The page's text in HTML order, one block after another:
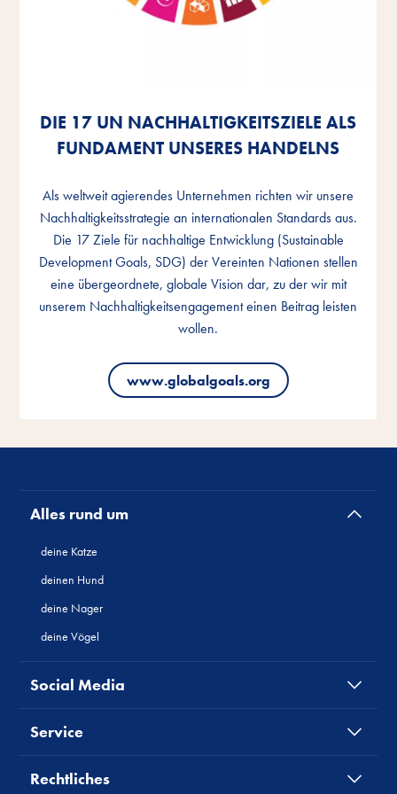
DIE 17 UN NACHHALTIGKEITSZIELE ALS
FUNDAMENT UNSERES HANDELNS
Als weltweit agierendes Unternehmen richten wir unsere
Nachhaltigkeitsstrategie an internationalen Standards aus.
Die 17 Ziele für nachhaltige Entwicklung (Sustainable
Development Goals, SDG) der Vereinten Nationen stellen
eine übergeordnete, globale Vision dar, zu der wir mit
unserem Nachhaltigkeitsengagement einen Beitrag leisten
wollen.
www.globalgoals.org
DIE 17 UN NACHHALTIGKEITSZIELE ALS
FUNDAMENT UNSERES HANDELNS
Als weltweit agierendes Unternehmen richten wir unsere
Nachhaltigkeitsstrategie an internationalen Standards aus.
Die 17 Ziele für nachhaltige Entwicklung (Sustainable
Development Goals, SDG) der Vereinten Nationen stellen
eine übergeordnete, globale Vision dar, zu der wir mit
unserem Nachhaltigkeitsengagement einen Beitrag leisten
wollen.
www.globalgoals.org
DIE 17 UN NACHHALTIGKEITSZIELE ALS
FUNDAMENT UNSERES HANDELNS
Als weltweit agierendes Unternehmen richten wir unsere
Nachhaltigkeitsstrategie an internationalen Standards aus.
Die 17 Ziele für nachhaltige Entwicklung (Sustainable
Development Goals, SDG) der Vereinten Nationen stellen
eine übergeordnete, globale Vision dar, zu der wir mit
unserem Nachhaltigkeitsengagement einen Beitrag leisten
wollen.
www.globalgoals.org
Alles rund um
deine Katze
deinen Hund
deine Nager
deine Vögel
Social Media
Service
Rechtliches